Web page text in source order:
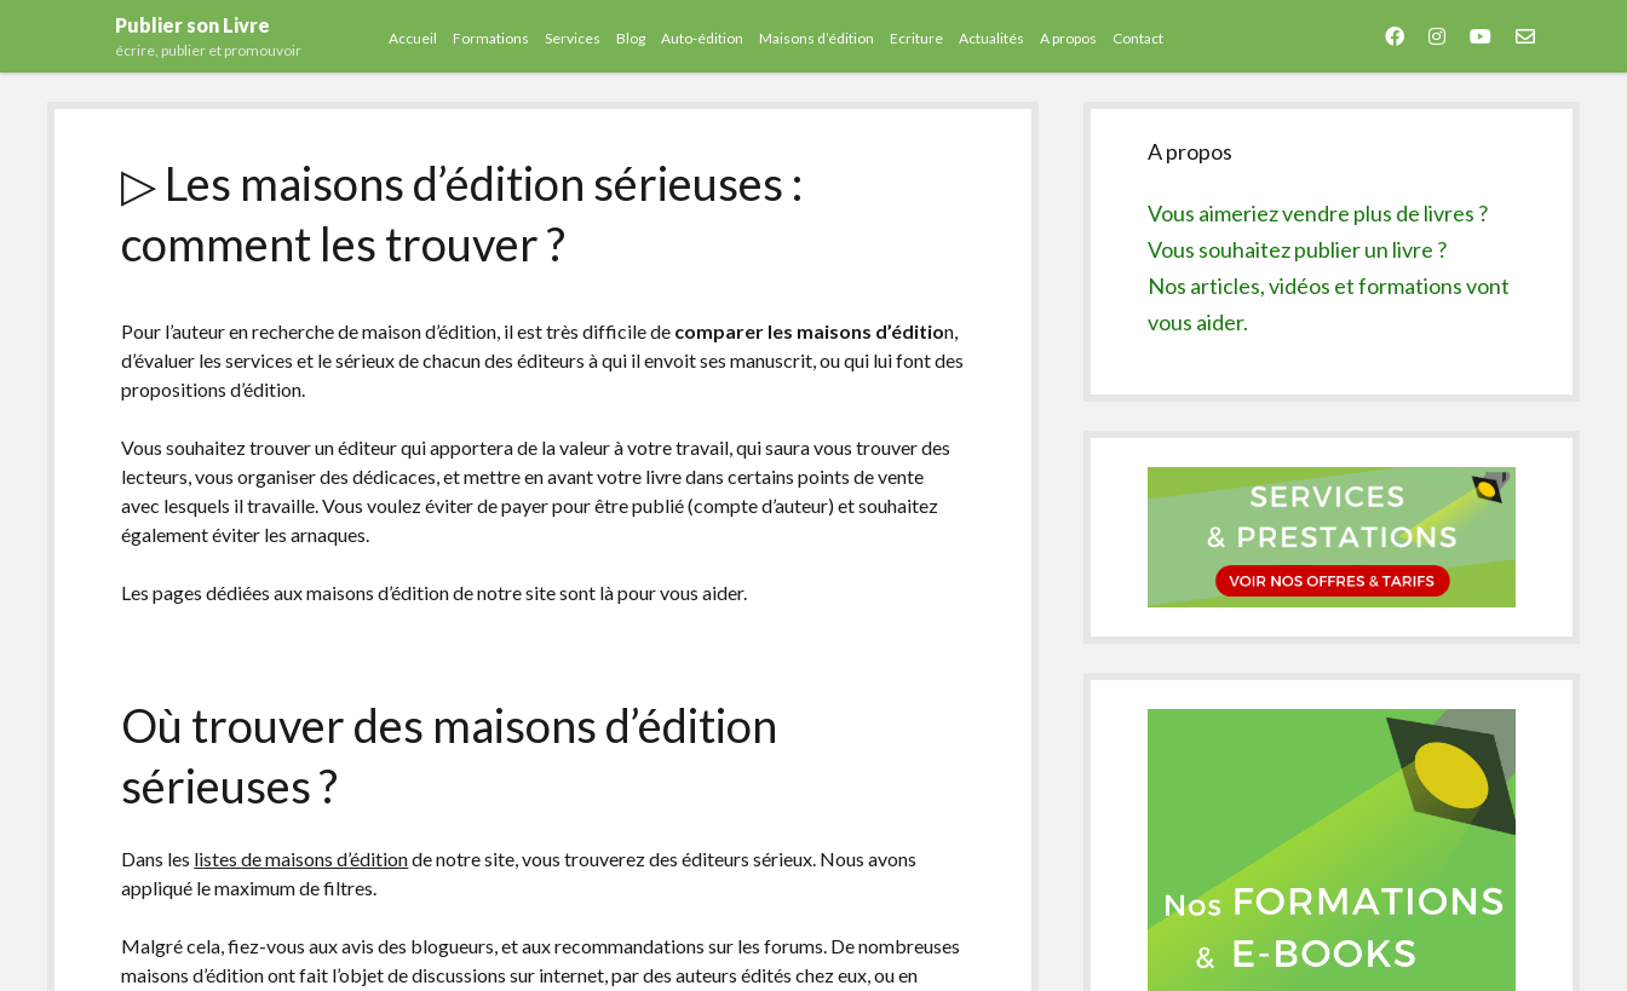
Publier son Livre
écrire, publier et promouvoir
Accueil Formations Services Blog Auto-édition Maisons d’édition Ecriture Actualités A propos Contact facebookinstagram
youtubeemail-
▷ Les maisons d’édition sérieuses :
comment les trouver ?
Pour l’auteur en recherche de maison d’édition, il est très difficile de comparer les maisons d’édition,
d’évaluer les services et le sérieux de chacun des éditeurs à qui il envoit ses manuscrit, ou qui lui font des
propositions d’édition.
Vous souhaitez trouver un éditeur qui apportera de la valeur à votre travail, qui saura vous trouver des
lecteurs, vous organiser des dédicaces, et mettre en avant votre livre dans certains points de vente
avec lesquels il travaille. Vous voulez éviter de payer pour être publié (compte d’auteur) et souhaitez
également éviter les arnaques.
Les pages dédiées aux maisons d’édition de notre site sont là pour vous aider.
Où trouver des maisons d’édition
sérieuses ?
Dans les listes de maisons d’éditionde notre site, vous trouverez des éditeurs sérieux. Nous avons
appliqué le maximum de filtres.
Malgré cela, fiez-vous aux avis des blogueurs, et aux recommandations sur les forums. De nombreuses
maisons d’édition ont fait l’objet de discussions sur internet, par des auteurs édités chez eux, ou en
Sidebar
A propos
Vous aimeriez vendre plus de livres ?
Vous souhaitez publier un livre ?
Nos articles, vidéos et formations vont
vous aider.